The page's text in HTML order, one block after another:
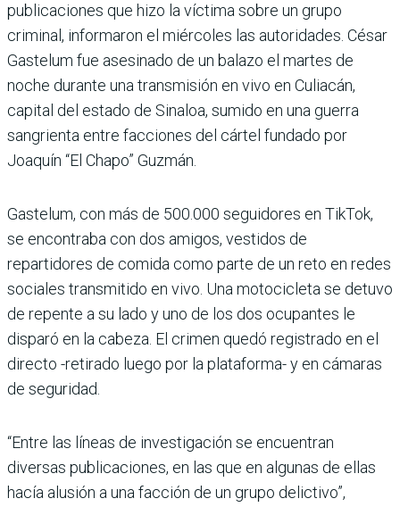
publicaciones que hizo la víctima sobre un grupo
criminal, informaron el miércoles las autoridades. César
Gastelum fue asesinado de un balazo el martes de
noche durante una transmisión en vivo en Culiacán,
capital del estado de Sinaloa, sumido en una guerra
sangrienta entre facciones del cártel fundado por
Joaquín “El Chapo” Guzmán.
Gastelum, con más de 500.000 seguidores en TikTok,
se encontraba con dos amigos, vestidos de
repartidores de comida como parte de un reto en redes
sociales transmitido en vivo. Una motocicleta se detuvo
de repente a su lado y uno de los dos ocupantes le
disparó en la cabeza. El crimen quedó registrado en el
directo -retirado luego por la plataforma- y en cámaras
de seguridad.
“Entre las líneas de investigación se encuentran
diversas publicaciones, en las que en algunas de ellas
hacía alusión a una facción de un grupo delictivo”,